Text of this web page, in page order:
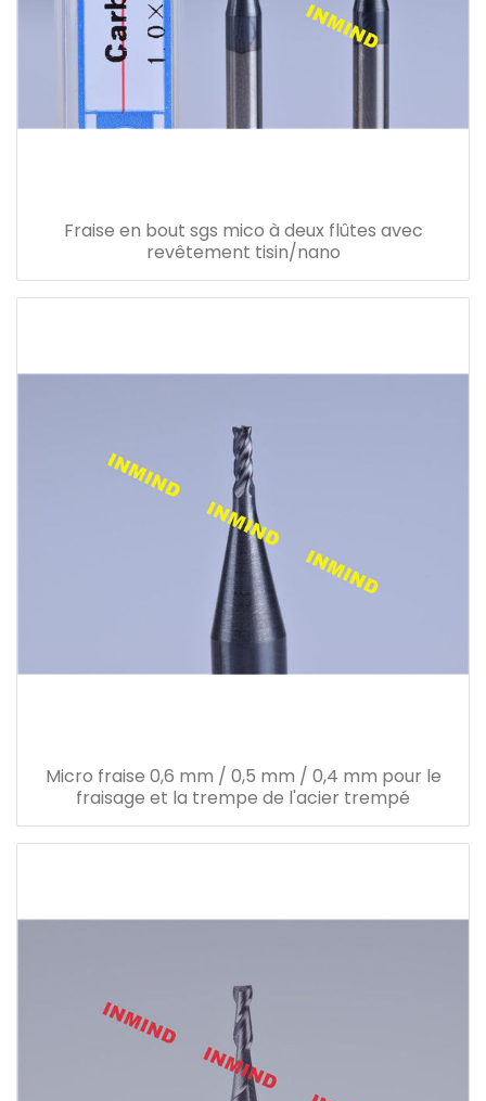
Fraise en bout sgs mico à deux flûtes avec
revêtement tisin/nano
Micro fraise 0,6 mm / 0,5 mm / 0,4 mm pour le
fraisage et la trempe de l'acier trempé